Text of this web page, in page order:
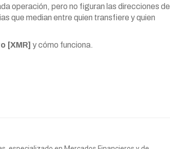
operación, pero no figuran las direcciones de
que median entre quien transfiere y quien
[XMR] y cómo funciona.